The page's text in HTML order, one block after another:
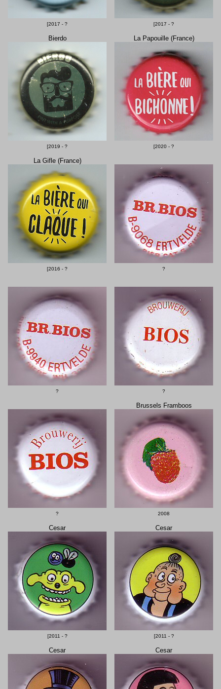
[2017 - ? [2017 - ?
Bierdo
[2019 - ?
La Papouille (France)
[2020 - ?
La Gifle (France)
[2016 - ? ?
? ?
?
Brussels Framboos
2008
Cesar
[2011 - ?
Cesar
[2011 - ?
Cesar Cesar